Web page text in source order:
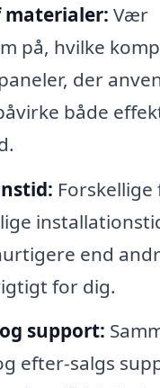
Vær
på, hvilke
der
både
end
for dig.
support:
efter-salgs